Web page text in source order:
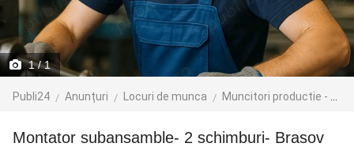
1/ 1
Publi24 Anunțuri Locuri de munca Muncitori productie - depozit - logistica
Montator subansamble- 2 schimburi- Brasov